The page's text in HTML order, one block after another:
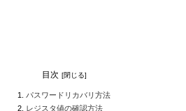
目次
パスワードリカバリ方法
レジスタ値の確認方法